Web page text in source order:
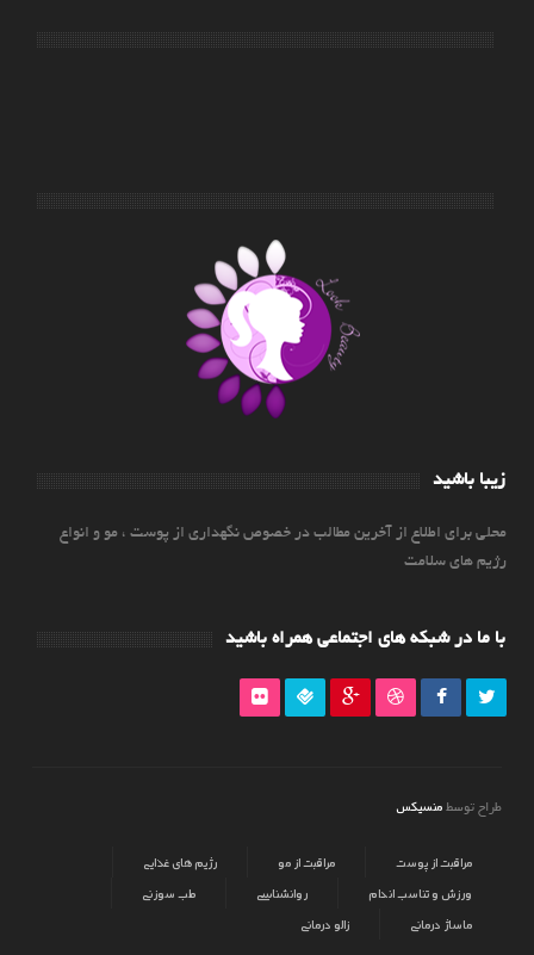
زیبا باشید
محلی برای اطلاع از آخرین مطالب در خصوص نگهداری از پوست ، مو و انواع
رژیم های سلامت
با ما در شبکه های اجتماعی همراه باشید
طراح توسط منسیکس
مراقبت از پوست مراقبت از مو
رژیم های غذایی
ورزش و تناسب اندام
روانشناسی
طب سوزنی
ماساژ درمانی
زالو درمانی